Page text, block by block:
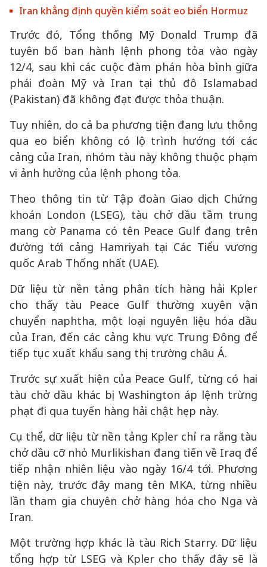
Iran khẳng định quyền kiểm soát eo biển Hormuz
Trước đó, Tổng thống Mỹ Donald Trump đã
tuyên bố ban hành lệnh phong tỏa vào ngày
12/4, sau khi các cuộc đàm phán hòa bình giữa
phái đoàn Mỹ và Iran tại thủ đô Islamabad
(Pakistan) đã không đạt được thỏa thuận.
Tuy nhiên, do cả ba phương tiện đang lưu thông
qua eo biển không có lộ trình hướng tới các
cảng của Iran, nhóm tàu này không thuộc phạm
vi ảnh hưởng của lệnh phong tỏa.
Theo thông tin từ Tập đoàn Giao dịch Chứng
khoán London (LSEG), tàu chở dầu tầm trung
mang cờ Panama có tên Peace Gulf đang trên
đường tới cảng Hamriyah tại Các Tiểu vương
quốc Arab Thống nhất (UAE).
Dữ liệu từ nền tảng phân tích hàng hải Kpler
cho thấy tàu Peace Gulf thường xuyên vận
chuyển naphtha, một loại nguyên liệu hóa dầu
của Iran, đến các cảng khu vực Trung Đông để
tiếp tục xuất khẩu sang thị trường châu Á.
Trước sự xuất hiện của Peace Gulf, từng có hai
tàu chở dầu khác bị Washington áp lệnh trừng
phạt đi qua tuyến hàng hải chật hẹp này.
Cụ thể, dữ liệu từ nền tảng Kpler chỉ ra rằng tàu
chở dầu cỡ nhỏ Murlikishan đang tiến về Iraq để
tiếp nhận nhiên liệu vào ngày 16/4 tới. Phương
tiện này, trước đây mang tên MKA, từng nhiều
lần tham gia chuyên chở hàng hóa cho Nga và
Iran.
Một trường hợp khác là tàu Rich Starry. Dữ liệu
tổng hợp từ LSEG và Kpler cho thấy đây sẽ là